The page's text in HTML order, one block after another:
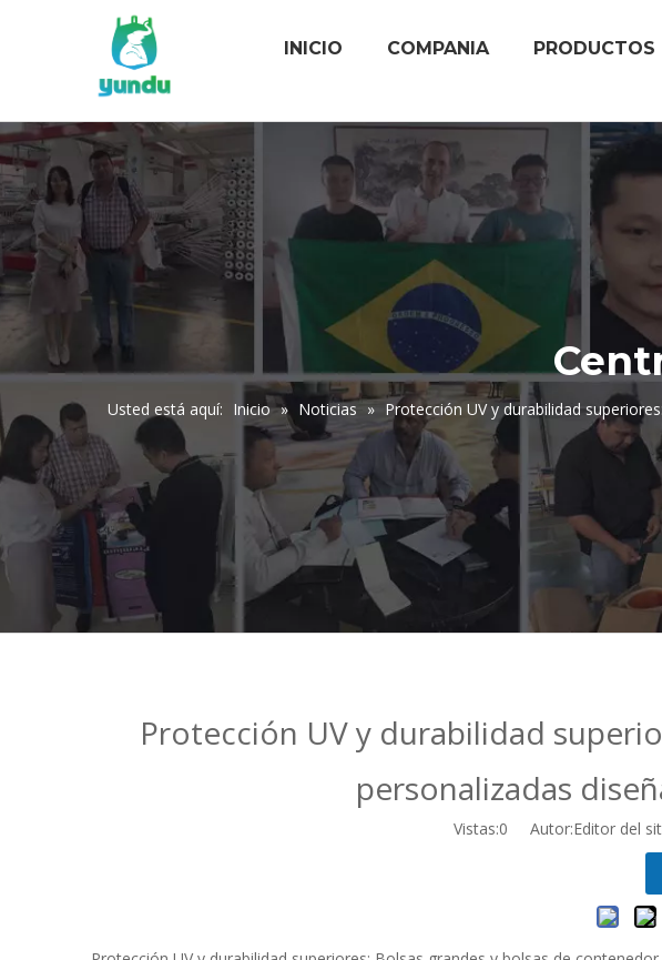
INICIO COMPANIA PRODUCTOS
Usted está aquí: Inicio » Noticias » Protección UV y durabilidad
Protección UV y durabilidad
personalizadas
Vistas:0 Autor:Editor del